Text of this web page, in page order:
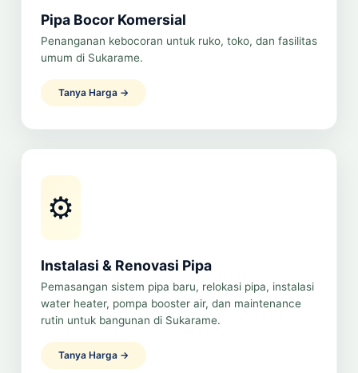
Pipa Bocor Komersial
Penanganan kebocoran untuk ruko, toko, dan fasilitas
umum di Sukarame.
Tanya Harga →
⚙️
Instalasi & Renovasi Pipa
Pemasangan sistem pipa baru, relokasi pipa, instalasi
water heater, pompa booster air, dan maintenance
rutin untuk bangunan di Sukarame.
Tanya Harga →